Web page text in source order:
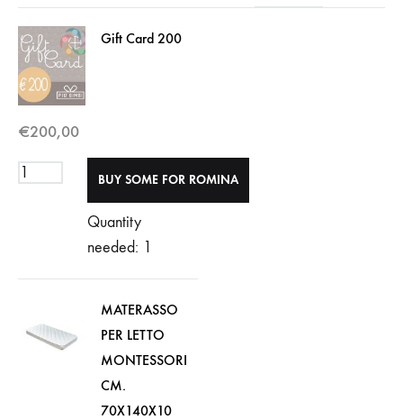
Gift Card 200
€200,00
Quantity
needed: 1
MATERASSO
PER LETTO
MONTESSORI
CM.
70X140X10